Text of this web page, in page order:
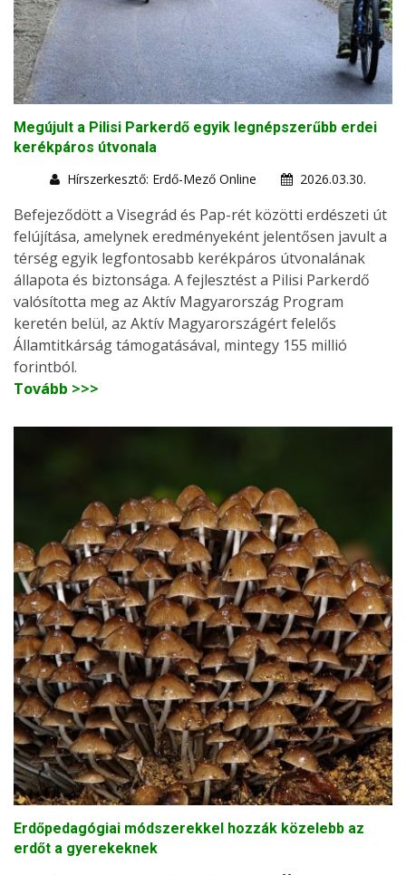
Megújult a Pilisi Parkerdő egyik legnépszerűbb erdei
kerékpáros útvonala
Hírszerkesztő: Erdő-Mező Online
2026.03.30.
Befejeződött a Visegrád és Pap-rét közötti erdészeti út
felújítása, amelynek eredményeként jelentősen javult a
térség egyik legfontosabb kerékpáros útvonalának
állapota és biztonsága. A fejlesztést a Pilisi Parkerdő
valósította meg az Aktív Magyarország Program
keretén belül, az Aktív Magyarországért felelős
Államtitkárság támogatásával, mintegy 155 millió
forintból.
Tovább >>>
Erdőpedagógiai módszerekkel hozzák közelebb az
erdőt a gyerekeknek